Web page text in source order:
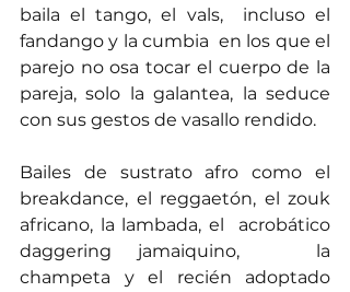
baila el tango, el vals,  incluso el
fandango y la cumbia  en los que el
parejo no osa tocar el cuerpo de la
pareja, solo la galantea, la seduce
con sus gestos de vasallo rendido.
Bailes de sustrato afro como el
breakdance, el reggaetón, el zouk
africano, la lambada, el  acrobático
daggering jamaiquino,   la
champeta y el recién adoptado